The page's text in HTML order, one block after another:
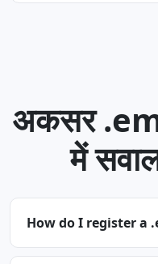
अकसर
में
How do I register a